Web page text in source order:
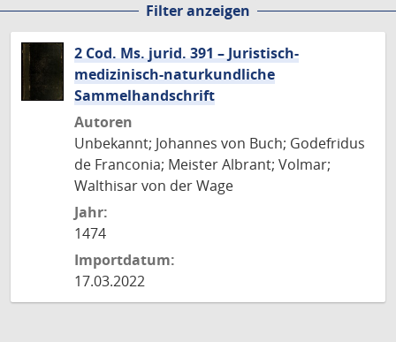
Filter anzeigen
2 Cod. Ms. jurid. 391 – Juristisch-
medizinisch-naturkundliche
Sammelhandschrift
Autoren
Unbekannt; Johannes von Buch; Godefridus
de Franconia; Meister Albrant; Volmar;
Walthisar von der Wage
Jahr:
1474
Importdatum:
17.03.2022